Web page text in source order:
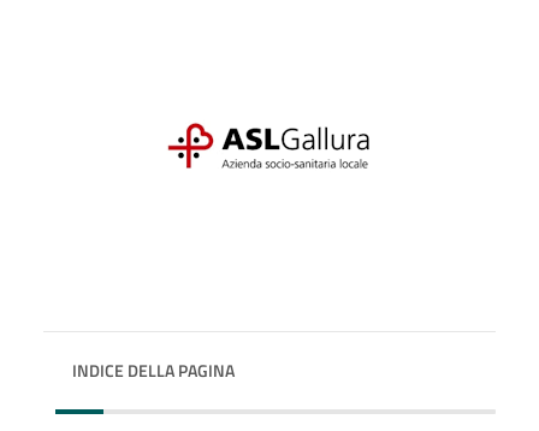
INDICE DELLA PAGINA